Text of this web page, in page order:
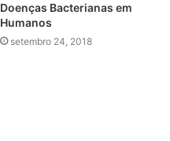
Doenças Bacterianas em
Humanos
setembro 24, 2018